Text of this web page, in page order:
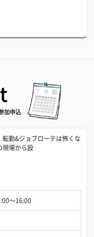
加申込
転勤&ジョブローテは怖くな
現場から設
〜16:00